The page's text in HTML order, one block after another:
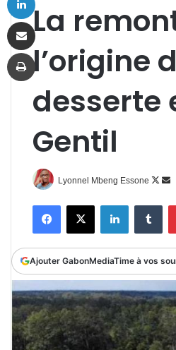
La
l’origine
desserte
Gentil
Lyonnel Mbeng Essone
FacebookX Linkedin
Ajouter GabonMediaTime à vos
Partager par email
Imprimer